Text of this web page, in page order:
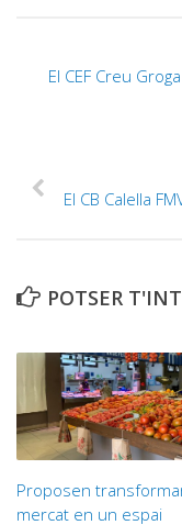
El CEF Creu
El CB Calella
POTSER
Proposen
mercat en un espai